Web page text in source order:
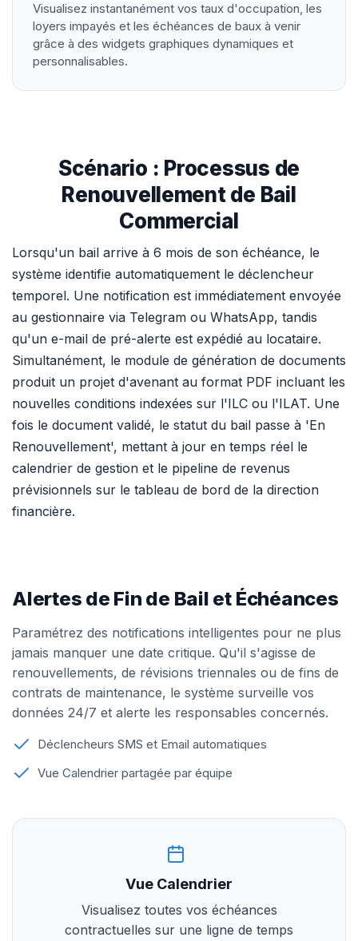
Visualisez instantanément vos taux d'occupation, les
loyers impayés et les échéances de baux à venir
grâce à des widgets graphiques dynamiques et
personnalisables.
Scénario : Processus de
Renouvellement de Bail
Commercial
Lorsqu'un bail arrive à 6 mois de son échéance, le
système identifie automatiquement le déclencheur
temporel. Une notification est immédiatement envoyée
au gestionnaire via Telegram ou WhatsApp, tandis
qu'un e-mail de pré-alerte est expédié au locataire.
Simultanément, le module de génération de documents
produit un projet d'avenant au format PDF incluant les
nouvelles conditions indexées sur l'ILC ou l'ILAT. Une
fois le document validé, le statut du bail passe à 'En
Renouvellement', mettant à jour en temps réel le
calendrier de gestion et le pipeline de revenus
prévisionnels sur le tableau de bord de la direction
financière.
Alertes de Fin de Bail et Échéances
Paramétrez des notifications intelligentes pour ne plus
jamais manquer une date critique. Qu'il s'agisse de
renouvellements, de révisions triennales ou de fins de
contrats de maintenance, le système surveille vos
données 24/7 et alerte les responsables concernés.
Déclencheurs SMS et Email automatiques
Vue Calendrier partagée par équipe
Vue Calendrier
Visualisez toutes vos échéances
contractuelles sur une ligne de temps